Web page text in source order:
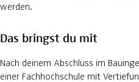
werden.
Das bringst du mit
Nach deinem Abschluss im
einer Fachhochschule mit